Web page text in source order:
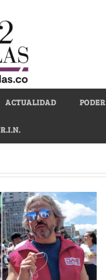
ACTUALIDAD PODER
R.I.N.